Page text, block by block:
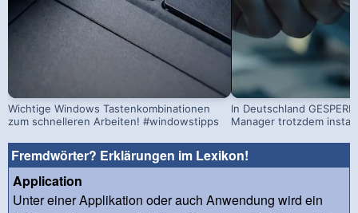
Wichtige Windows Tastenkombinationen
zum schnelleren Arbeiten! #windowstipps
In Deutschland
Manager trotzdem
Fremdwörter? Erklärungen im Lexikon!
Application
Unter einer Applikation oder auch Anwendung wird ein